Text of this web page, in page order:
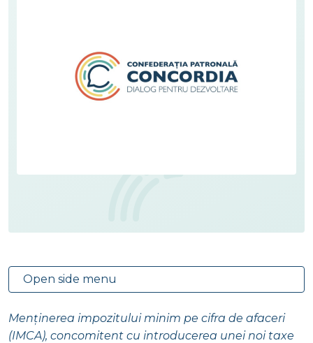
Menținerea impozitului minim pe cifra de afaceri
(IMCA), concomitent cu introducerea unei noi taxe
Open side menu